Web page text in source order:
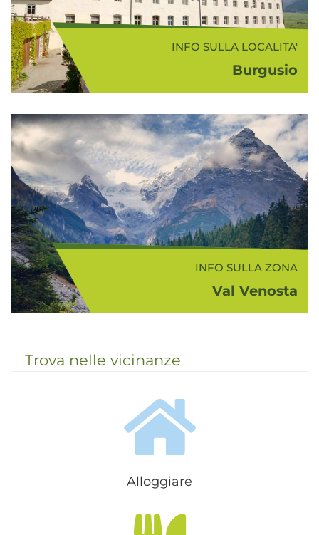
INFO SULLA LOCALITA'
Burgusio
frazione del Comune di Malles, si
trova in posizione soleggiata ed è
caratterizzato da tipici masi tirolesi
del XVI e XVII con bellissime stube
...
INFO SULLA ZONA
Val Venosta
e porta al Passo Resia, attraverso
cittadine e borghi antichi circondati
Trova nelle vicinanze
Alloggiare